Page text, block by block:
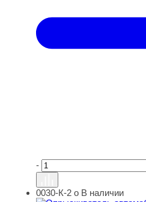
-
0030-К-2 о В наличии